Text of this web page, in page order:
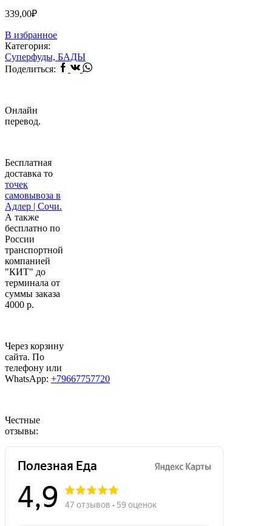
339,00₽
В избранное
Категория:
Суперфуды, БАДЫ
Поделиться: Facebook
Vk Whatsapp
Онлайн
перевод.
Бесплатная
доставка то
точек
самовывоза в
Адлер | Сочи.
А также
бесплатно по
России
транспортной
компанией
"КИТ" до
терминала от
суммы заказа
4000 р.
Через корзину
сайта. По
телефону или
WhatsApp: +79667757720
Честные
отзывы: